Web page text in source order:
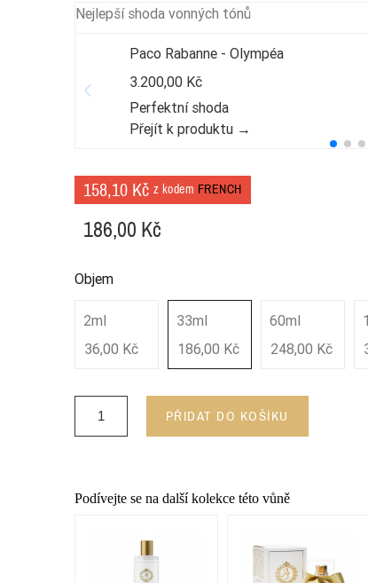
Nejlepší shoda vonných tónů
Paco Rabanne - Olympéa
3.200,00 Kč
Perfektní shoda
Přejít k produktu →
158,10 Kč z kodem FRENCH
186,00 Kč
Objem
2ml
36,00 Kč
33ml
186,00 Kč
60ml
248,00 Kč
PŘIDAT DO KOŠÍKU
Podívejte se na další kolekce této vůně